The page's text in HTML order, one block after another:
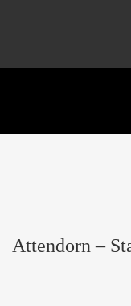
Attendorn –